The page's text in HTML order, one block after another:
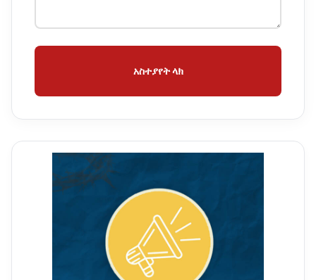
አስተያየት ላክ